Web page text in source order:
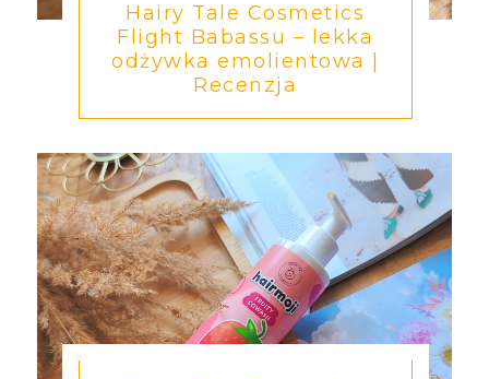
Hairy Tale Cosmetics
Flight Babassu – lekka
odżywka emolientowa |
Recenzja